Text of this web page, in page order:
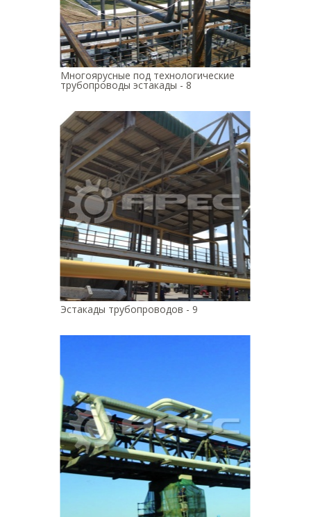
Многоярусные под технологические
трубопроводы эстакады - 8
Эстакады трубопроводов - 9